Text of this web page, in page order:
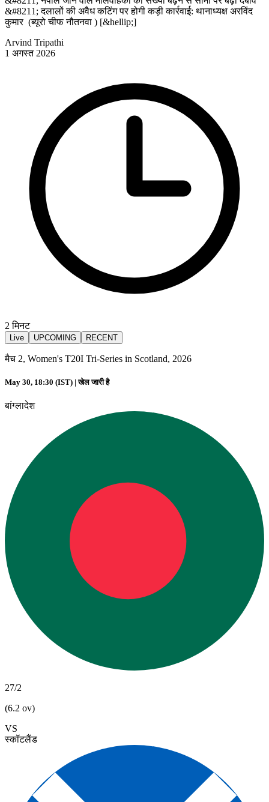
&#8211; दलालों की अवैध कटिंग पर होगी कड़ी कार्रवाई: थानाध्यक्ष अरविंद
कुमार (ब्यूरो चीफ नौतनवा ) [&hellip;]
Arvind Tripathi
1 अगस्त 2026
2 मिनट
Live UPCOMING RECENT
मैच 2, Women's T20I Tri-Series in Scotland, 2026
May 30, 18:30 (IST) |खेल जारी है
बांग्लादेश
27/2
(6.2 ov)
VS
स्कॉटलैंड